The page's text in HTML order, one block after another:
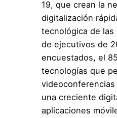
19, que crean la
digitalización
tecnológica de las
de ejecutivos de
encuestados, el
tecnologías que
una creciente
aplicaciones